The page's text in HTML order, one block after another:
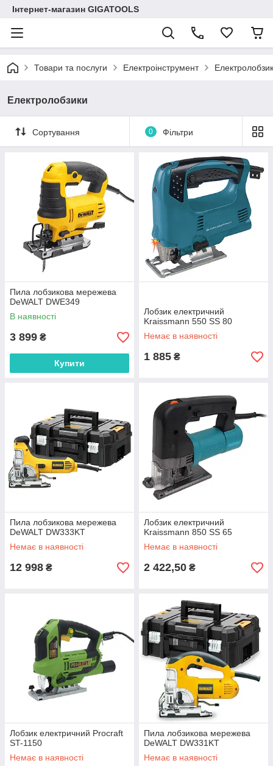
Інтернет-магазин GIGATOOLS
Товари та послуги Електроінструмент
Електролобзики
Сортування 0 Фільтри
Пила лобзикова мережева
DeWALT DWE349
В наявності
3 899 ₴
Купити
Лобзик електричний
Kraissmann 550 SS 80
Немає в наявності
1 885 ₴
Пила лобзикова мережева
DeWALT DW333KT
Немає в наявності
12 998 ₴
Лобзик електричний
Kraissmann 850 SS 65
Немає в наявності
2 422,50 ₴
Лобзик електричний Procraft
ST-1150
Немає в наявності
Пила лобзикова мережева
DeWALT DW331KT
Немає в наявності